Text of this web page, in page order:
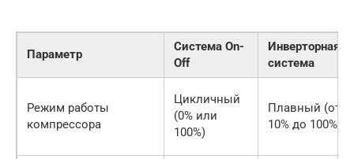
Параметр
Система On-
Off
Инверторная
система
Режим работы
компрессора
Цикличный
(0% или
100%)
Плавный (от
10% до 100%)